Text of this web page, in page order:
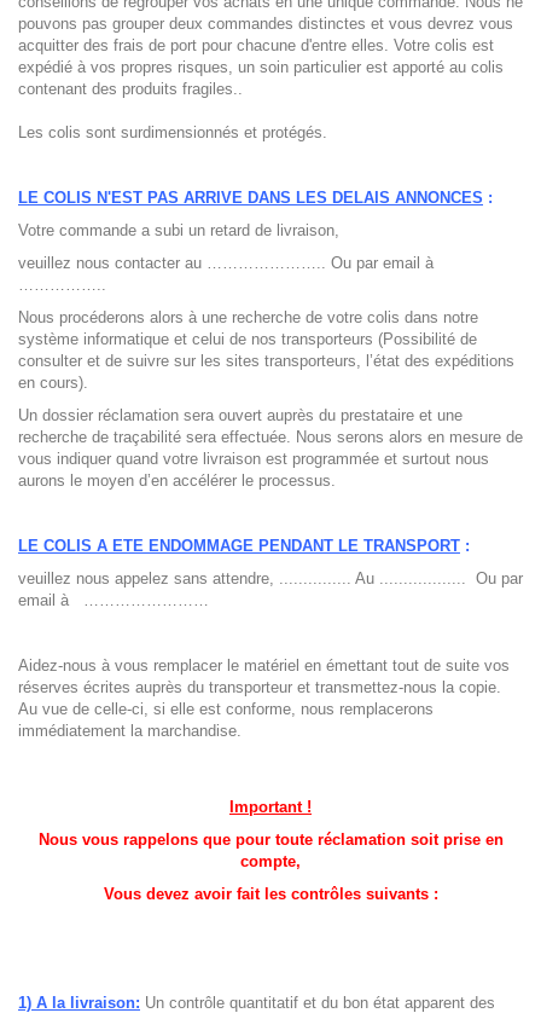
pouvons pas grouper deux commandes distinctes et vous devrez vous
acquitter des frais de port pour chacune d'entre elles. Votre colis est
expédié à vos propres risques, un soin particulier est apporté au colis
contenant des produits fragiles..
Les colis sont surdimensionnés et protégés.
LE COLIS N'EST PAS ARRIVE DANS LES DELAIS ANNONCES :
Votre commande a subi un retard de livraison,
veuillez nous contacter au ………………….. Ou par email à
……………..
Nous procéderons alors à une recherche de votre colis dans notre
système informatique et celui de nos transporteurs (Possibilité de
consulter et de suivre sur les sites transporteurs, l’état des expéditions
en cours).
Un dossier réclamation sera ouvert auprès du prestataire et une
recherche de traçabilité sera effectuée. Nous serons alors en mesure de
vous indiquer quand votre livraison est programmée et surtout nous
aurons le moyen d’en accélérer le processus.
LE COLIS A ETE ENDOMMAGE PENDANT LE TRANSPORT :
veuillez nous appelez sans attendre, ............... Au .................. Ou par
email à ……………………
Aidez-nous à vous remplacer le matériel en émettant tout de suite vos
réserves écrites auprès du transporteur et transmettez-nous la copie.
Au vue de celle-ci, si elle est conforme, nous remplacerons
immédiatement la marchandise.
Important !
Nous vous rappelons que pour toute réclamation soit prise en
compte,
Vous devez avoir fait les contrôles suivants :
1) A la livraison: Un contrôle quantitatif et du bon état apparent des